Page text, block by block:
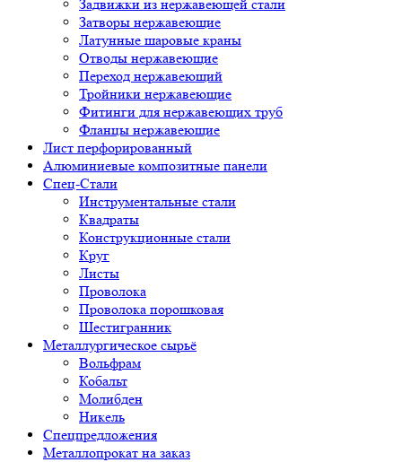
Задвижки из нержавеющей стали
Затворы нержавеющие
Латунные шаровые краны
Отводы нержавеющие
Переход нержавеющий
Тройники нержавеющие
Фитинги для нержавеющих труб
Фланцы нержавеющие
Лист перфорированный
Алюминиевые композитные панели
Спец-Стали
Инструментальные стали
Квадраты
Конструкционные стали
Круг
Листы
Проволока
Проволока порошковая
Шестигранник
Металлургическое сырьё
Вольфрам
Кобальт
Молибден
Никель
Спецпредложения
Металлопрокат на заказ